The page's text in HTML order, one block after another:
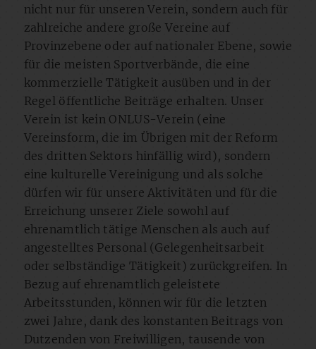
nicht nur für unseren Verein, sondern auch für
zahlreiche andere große Vereine auf
Provinzebene oder auf nationaler Ebene, sowie
für die meisten Sportverbände, die eine
kommerzielle Tätigkeit ausüben und in der
Regel öffentliche Beiträge erhalten. Unser
Verein ist kein ONLUS-Verein (eine
Vereinsform, die im Übrigen mit der Reform
des dritten Sektors hinfällig wird), sondern
eine kulturelle Vereinigung und als solche
dürfen wir für unsere Aktivitäten und für die
Erreichung unserer Ziele sowohl auf
ehrenamtlich tätige Menschen als auch auf
angestelltes Personal (Gelegenheitsarbeit
oder selbständige Tätigkeit) zurückgreifen. In
Bezug auf ehrenamtlich geleistete
Arbeitsstunden, können wir für die letzten
zwei Jahre, dank des konstanten Beitrags von
Dutzenden von Freiwilligen, tausende von